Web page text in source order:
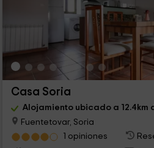
Casa Soria
Alojamiento ubicado a 12.4km
Fuentetovar, Soria
1 opiniones